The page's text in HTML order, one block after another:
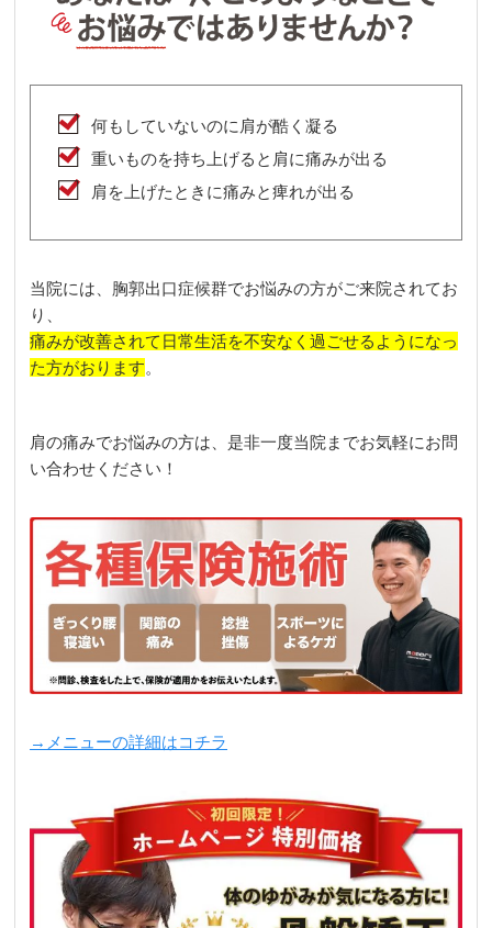
何もしていないのに肩が酷く凝る
重いものを持ち上げると肩に痛みが出る
肩を上げたときに痛みと痺れが出る
当院には、胸郭出口症候群でお悩みの方がご来院されてお
り、
痛みが改善されて日常生活を不安なく過ごせるようになっ
た方がおります。
肩の痛みでお悩みの方は、是非一度当院までお気軽にお問
い合わせください！
→メニューの詳細はコチラ